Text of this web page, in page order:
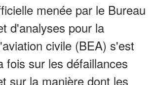
menée par le Bureau
d'analyses pour la
civile (BEA) s'est
fois sur les défaillances
sur la manière dont les